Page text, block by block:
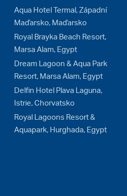
Aqua Hotel Termal, Západní
Maďarsko, Maďarsko
Royal Brayka Beach Resort,
Marsa Alam, Egypt
Dream Lagoon & Aqua Park
Resort, Marsa Alam, Egypt
Delfin Hotel Plava Laguna,
Istrie, Chorvatsko
Royal Lagoons Resort &
Aquapark, Hurghada, Egypt